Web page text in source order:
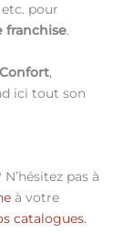
pour
franchise.
Confort,
ici tout son
pas à
à votre
catalogues.